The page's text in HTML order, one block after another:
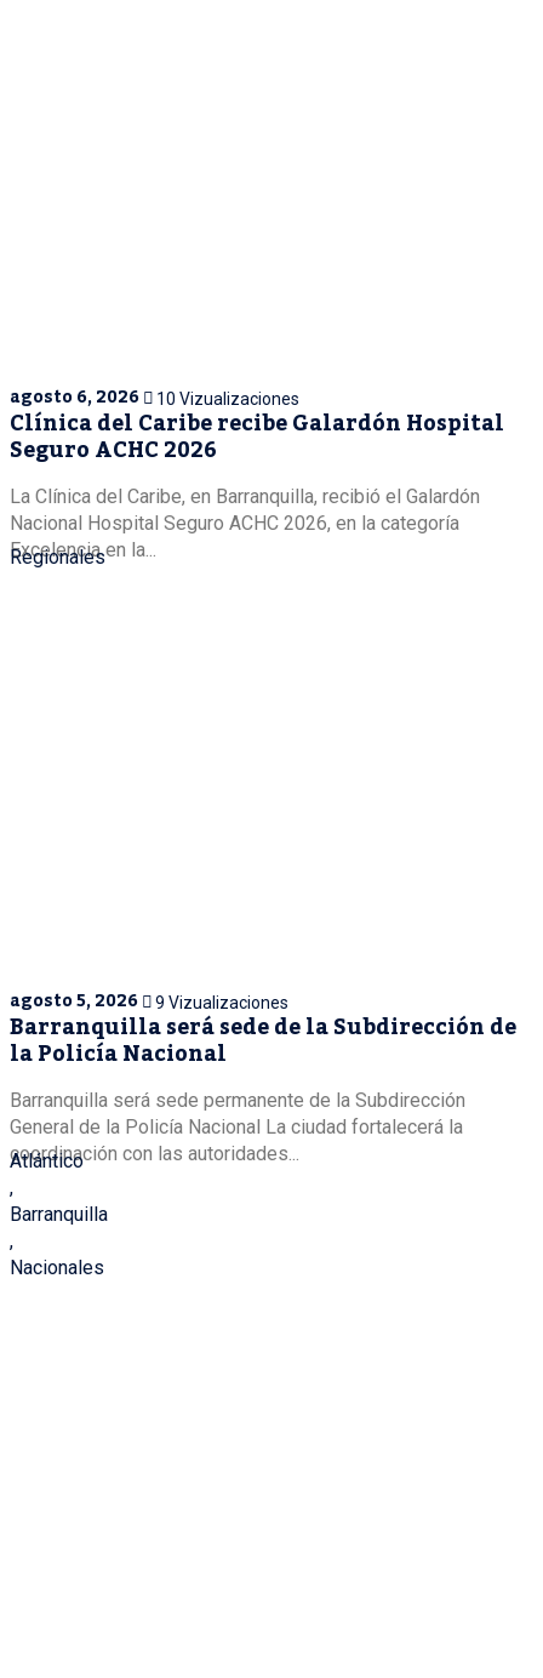
agosto 6, 2026 10 Vizualizaciones
Clínica del Caribe recibe Galardón Hospital
Seguro ACHC 2026
La Clínica del Caribe, en Barranquilla, recibió el Galardón
Nacional Hospital Seguro ACHC 2026, en la categoría
Excelencia en la...
Regionales
agosto 5, 2026 9 Vizualizaciones
Barranquilla será sede de la Subdirección de
la Policía Nacional
Barranquilla será sede permanente de la Subdirección
General de la Policía Nacional La ciudad fortalecerá la
coordinación con las autoridades...
Atlántico
,
Barranquilla
,
Nacionales